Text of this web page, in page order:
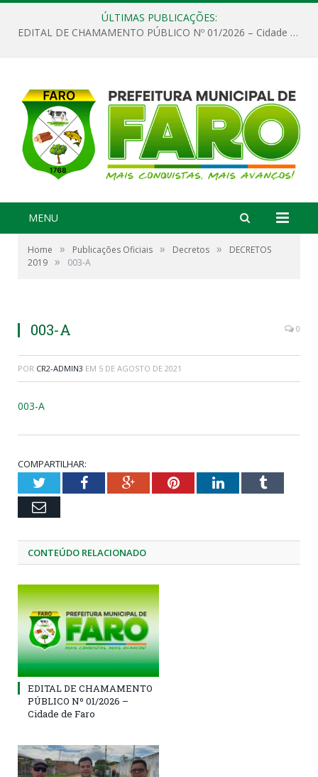
ÚLTIMAS PUBLICAÇÕES:
EDITAL DE CHAMAMENTO PÚBLICO Nº 01/2026 – Cidade de Faro
MENU
Home » Publicações Oficiais » Decretos »
DECRETOS
2019 » 003-A
003-A 0
POR CR2-ADMIN3 EM 5 DE AGOSTO DE 2021
003-A
COMPARTILHAR:
TwitterFacebookGoogle+PinterestLinkedInTumblr
Email
CONTEÚDO RELACIONADO
EDITAL DE CHAMAMENTO
PÚBLICO Nº 01/2026 –
Cidade de Faro